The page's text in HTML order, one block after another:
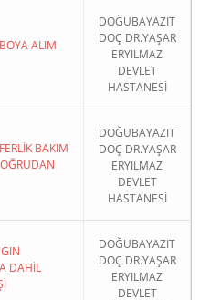
ALIM
DOĞUBAYAZIT
DOÇ DR.YAŞAR
ERYILMAZ
DEVLET
HASTANESİ
BAKIM
DOĞUBAYAZIT
DOÇ DR.YAŞAR
ERYILMAZ
DEVLET
HASTANESİ
DAHİL
DOĞUBAYAZIT
DOÇ DR.YAŞAR
ERYILMAZ
DEVLET